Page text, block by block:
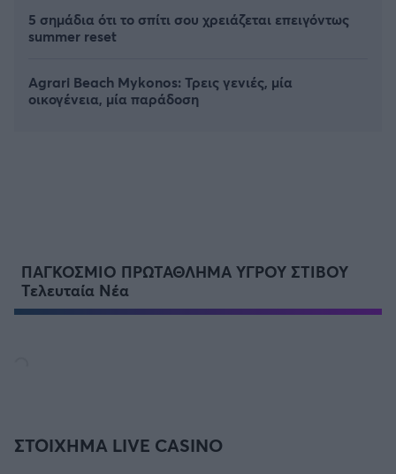
5 σημάδια ότι το σπίτι σου χρειάζεται επειγόντως
summer reset
Agrari Beach Mykonos: Τρεις γενιές, μία
οικογένεια, μία παράδοση
ΠΑΓΚΟΣΜΙΟ ΠΡΩΤΑΘΛΗΜΑ ΥΓΡΟΥ ΣΤΙΒΟΥ
Τελευταία Νέα
ΣΤΟΙΧΗΜΑ LIVE CASINO